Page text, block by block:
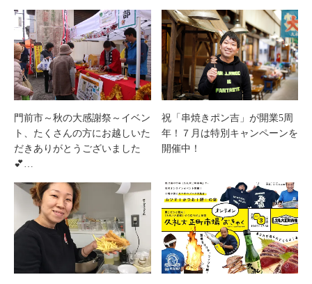
門前市～秋の大感謝祭～イベン
ト、たくさんの方にお越しいた
だきありがとうございました
💕…
祝「串焼きポン吉」が開業5周
年！７月は特別キャンペーンを
開催中！